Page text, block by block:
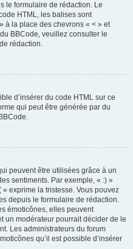
le formulaire de rédaction. Le
HTML, les balises sont
à la place des chevrons « < » et
BBCode, veuillez consulter le
rédaction.
d’insérer du code HTML sur ce
qui peut être générée par du
peuvent être utilisées grâce à un
sentiments. Par exemple, « :) »
exprime la tristesse. Vous pouvez
depuis le formulaire de rédaction.
émoticônes, elles peuvent
un modérateur pourrait décider de le
Les administrateurs du forum
qu’il est possible d’insérer